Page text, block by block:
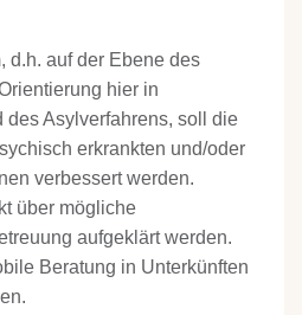
, d.h. auf der Ebene des
hier in
des Asylverfahrens, soll die
erkrankten und/oder
verbessert werden.
über mögliche
aufgeklärt werden.
Beratung in Unterkünften